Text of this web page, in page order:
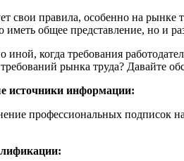
правила, особенно на рынке
иметь общее представление, но и
когда требования
рынка труда? Давайте
источники информации:
профессиональных подписок